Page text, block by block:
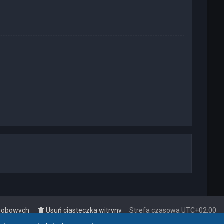
Strefa czasowa UTC+02:00
Usuń ciasteczka witryny